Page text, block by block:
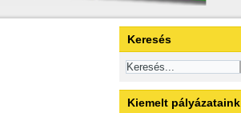
Keresés
Kiemelt pályázataink